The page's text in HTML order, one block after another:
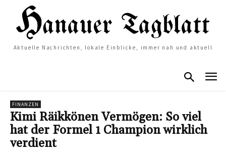
Aktuelle Nachrichten, lokale Einblicke, immer nah und aktuell
FINANZEN
Kimi Räikkönen Vermögen: So viel
hat der Formel 1 Champion wirklich
verdient